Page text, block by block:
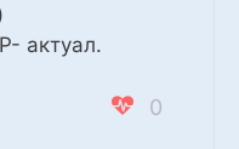
актуал.
0